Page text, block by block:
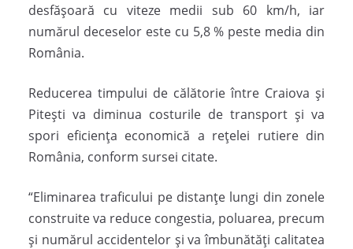
desfășoară cu viteze medii sub 60 km/h, iar
numărul deceselor este cu 5,8 % peste media din
România.
Reducerea timpului de călătorie între Craiova și
Pitești va diminua costurile de transport și va
spori eficiența economică a rețelei rutiere din
România, conform sursei citate.
“Eliminarea traficului pe distanțe lungi din zonele
construite va reduce congestia, poluarea, precum
și numărul accidentelor și va îmbunătăți calitatea